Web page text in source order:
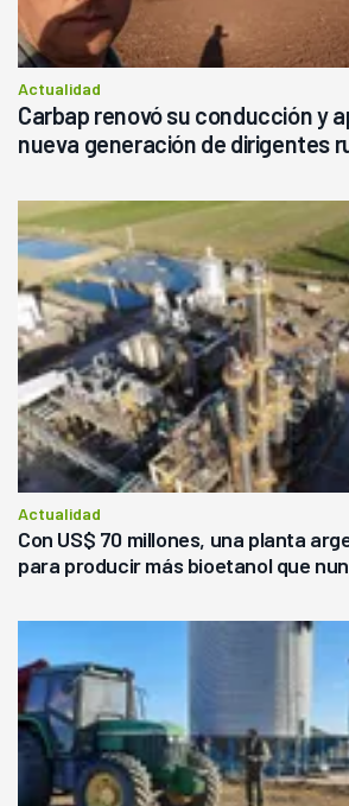
Actualidad
Carbap renovó su conducción y
nueva generación de dirigentes
Actualidad
Con US$ 70 millones, una planta
para producir más bioetanol que